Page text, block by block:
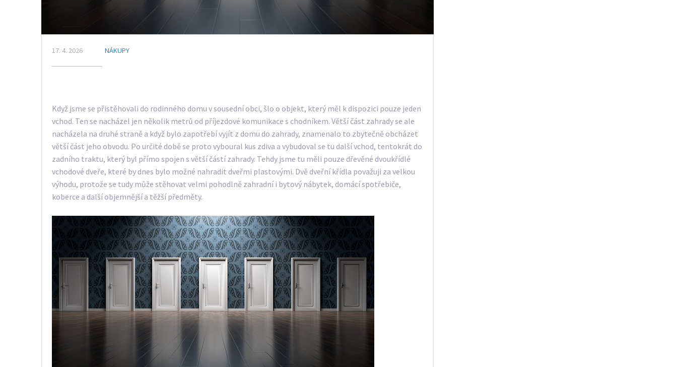
17. 4. 2026 NÁKUPY
Když jsme se přistěhovali do rodinného domu v sousední obci, šlo o objekt, který měl k dispozici pouze jeden
vchod. Ten se nacházel jen několik metrů od příjezdové komunikace s chodníkem. Větší část zahrady se ale
nacházela na druhé straně a když bylo zapotřebí vyjít z domu do zahrady, znamenalo to zbytečně obcházet
větší část jeho obvodu. Po určité době se proto vyboural kus zdiva a vybudoval se tu další vchod, tentokrát do
zadního traktu, který byl přímo spojen s větší částí zahrady. Tehdy jsme tu měli pouze dřevěné dvoukřídlé
vchodové dveře, které by dnes bylo možné nahradit dveřmi plastovými. Dvě dveřní křídla považuji za velkou
výhodu, protože se tudy může stěhovat velmi pohodlně zahradní i bytový nábytek, domácí spotřebiče,
koberce a další objemnější a těžší předměty.